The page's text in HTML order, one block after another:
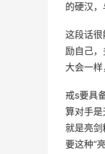
的硬汉
这段话
励自己
大会一样
戒s要具
算对手
就是亮
要这种“